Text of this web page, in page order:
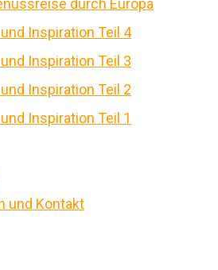
durch Europa
Inspiration Teil 4
Inspiration Teil 3
Inspiration Teil 2
Inspiration Teil 1
und Kontakt